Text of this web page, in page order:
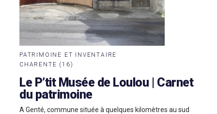
PATRIMOINE ET INVENTAIRE
CHARENTE (16)
Le P’tit Musée de Loulou | Carnet
du patrimoine
A Genté, commune située à quelques kilomètres au sud